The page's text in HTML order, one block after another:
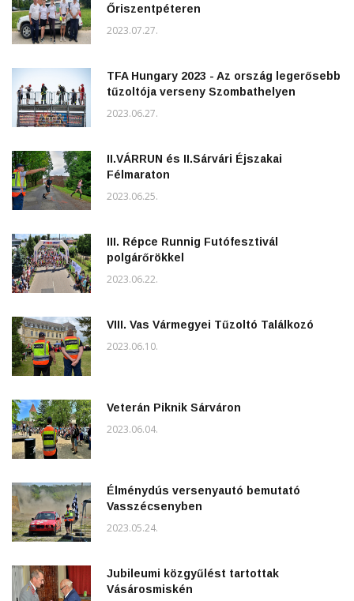
Őriszentpéteren
2023.07.27.
TFA Hungary 2023 - Az ország legerősebb
tűzoltója verseny Szombathelyen
2023.06.27.
II.VÁRRUN és II.Sárvári Éjszakai
Félmaraton
2023.06.25.
III. Répce Runnig Futófesztivál
polgárőrökkel
2023.06.22.
VIII. Vas Vármegyei Tűzoltó Találkozó
2023.06.10.
Veterán Piknik Sárváron
2023.06.04.
Élménydús versenyautó bemutató
Vasszécsenyben
2023.05.24.
Jubileumi közgyűlést tartottak
Vásárosmiskén